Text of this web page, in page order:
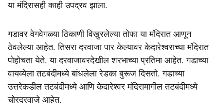
या मंदिरासही काही उपद्रव झाला.
गडावर वेगवेगळ्या ठिकाणी विखुरलेल्या तोफा या मंदिरात आणून
ठेवलेल्या आहेत. तिसरा दरवाजा पार केल्यावर केदारेश्वराच्या मंदिरात
पोहोचता येते. या दरवाजावरदेखील शरभाच्या प्रतिमा आहेत. गडाच्या
वायव्येला तटबंदीमध्ये बांधलेला रेडका बुरूज दिसतो. गडाच्या
उत्तरेकडील तटबंदीमध्ये आणि केदारेश्वर मंदिरामागील तटबंदीमध्ये
चोरदरवाजे आहेत.